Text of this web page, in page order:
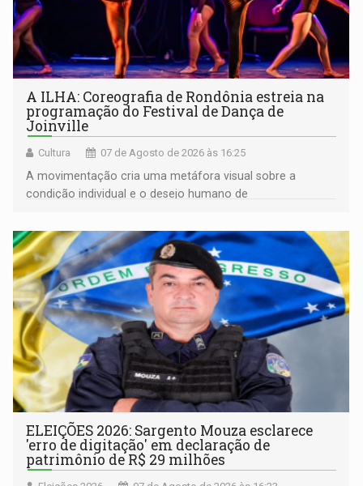
A ILHA: Coreografia de Rondônia estreia na
programação do Festival de Dança de
Joinville
Cultura 07 de Agosto de 2026 às 16:25
A movimentação cria uma metáfora visual sobre a
condição individual e o desejo humano de
ELEIÇÕES 2026: Sargento Mouza esclarece
'erro de digitação' em declaração de
patrimônio de R$ 29 milhões